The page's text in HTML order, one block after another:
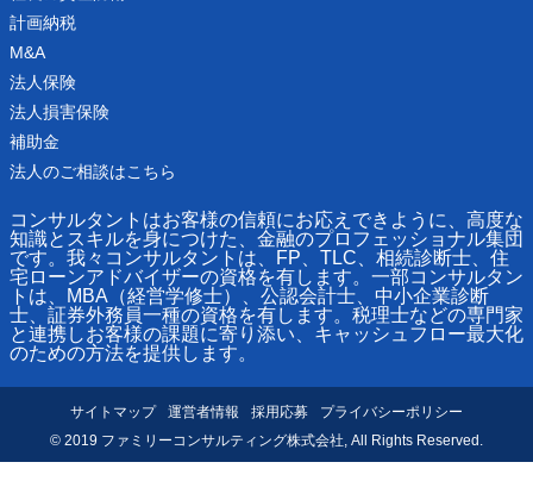
計画納税
M&A
法人保険
法人損害保険
補助金
法人のご相談はこちら
コンサルタントはお客様の信頼にお応えできように、高度な
知識とスキルを身につけた、金融のプロフェッショナル集団
です。我々コンサルタントは、FP、TLC、相続診断士、住
宅ローンアドバイザーの資格を有します。一部コンサルタン
トは、MBA（経営学修士）、公認会計士、中小企業診断
士、証券外務員一種の資格を有します。税理士などの専門家
と連携しお客様の課題に寄り添い、キャッシュフロー最大化
のための方法を提供します。
サイトマップ 運営者情報 採用応募
プライバシーポリシー
© 2019 ファミリーコンサルティング株式会社, All Rights Reserved.